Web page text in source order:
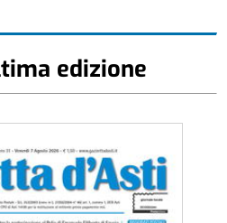
edizione